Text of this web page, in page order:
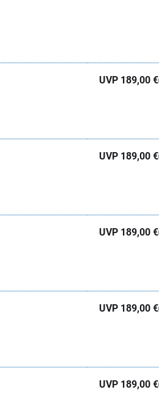
UVP 189,00 €
UVP 189,00 €
UVP 189,00 €
UVP 189,00 €
UVP 189,00 €